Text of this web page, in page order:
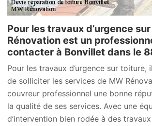
Pour les travaux d’urgence
Rénovation est un
contacter à Bonvillet dans le
Pour les travaux d’urgence sur toiture,
de solliciter les services de MW
couvreur professionnel une bonne
la qualité de ses services. Avec une
d’intervention bien rodée à des travaux